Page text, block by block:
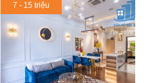
7 - 15 triệu